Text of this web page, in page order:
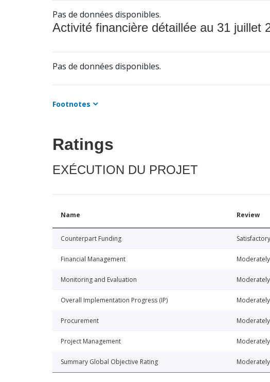
Pas de données disponibles.
Activité financière détaillée au 31 juillet
Pas de données disponibles.
Footnotes
Ratings
EXÉCUTION DU PROJET
Name Review
Counterpart Funding Satisfactory
Financial Management
Monitoring and Evaluation
Overall Implementation Progress (IP)
Procurement
Project Management
Summary Global Objective Rating